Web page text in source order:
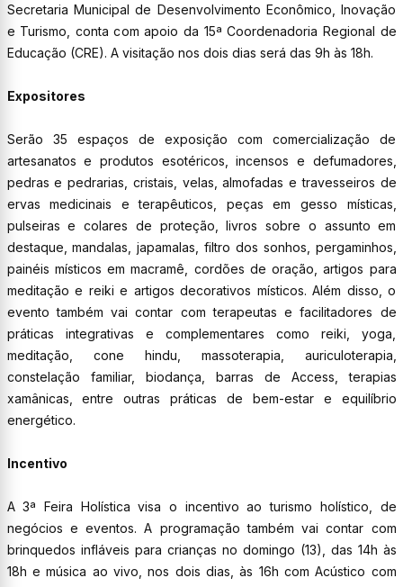
Secretaria Municipal de Desenvolvimento Econômico, Inovação
e Turismo, conta com apoio da 15ª Coordenadoria Regional de
Educação (CRE). A visitação nos dois dias será das 9h às 18h.
Expositores
Serão 35 espaços de exposição com comercialização de
artesanatos e produtos esotéricos, incensos e defumadores,
pedras e pedrarias, cristais, velas, almofadas e travesseiros de
ervas medicinais e terapêuticos, peças em gesso místicas,
pulseiras e colares de proteção, livros sobre o assunto em
destaque, mandalas, japamalas, filtro dos sonhos, pergaminhos,
painéis místicos em macramê, cordões de oração, artigos para
meditação e reiki e artigos decorativos místicos. Além disso, o
evento também vai contar com terapeutas e facilitadores de
práticas integrativas e complementares como reiki, yoga,
meditação, cone hindu, massoterapia, auriculoterapia,
constelação familiar, biodança, barras de Access, terapias
xamânicas, entre outras práticas de bem-estar e equilíbrio
energético.
Incentivo
A 3ª Feira Holística visa o incentivo ao turismo holístico, de
negócios e eventos. A programação também vai contar com
brinquedos infláveis para crianças no domingo (13), das 14h às
18h e música ao vivo, nos dois dias, às 16h com Acústico com